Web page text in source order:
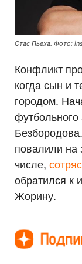
Стас Пьеха. Фото:
Конфликт
когда сын и
городом.
повалили
числе,
обратился к
Жорину.